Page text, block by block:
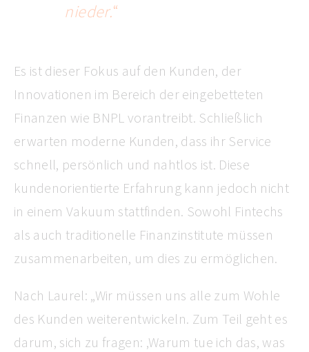
nieder.“
Es ist dieser Fokus auf den Kunden, der
Innovationen im Bereich der eingebetteten
Finanzen wie BNPL vorantreibt. Schließlich
erwarten moderne Kunden, dass ihr Service
schnell, persönlich und nahtlos ist. Diese
kundenorientierte Erfahrung kann jedoch nicht
in einem Vakuum stattfinden. Sowohl Fintechs
als auch traditionelle Finanzinstitute müssen
zusammenarbeiten, um dies zu ermöglichen.
Nach Laurel: „Wir müssen uns alle zum Wohle
des Kunden weiterentwickeln. Zum Teil geht es
darum, sich zu fragen: ‚Warum tue ich das, was